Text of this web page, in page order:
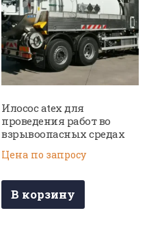
Илосос atex для
проведения работ во
взрывоопасных средах
Цена по запросу
В корзину